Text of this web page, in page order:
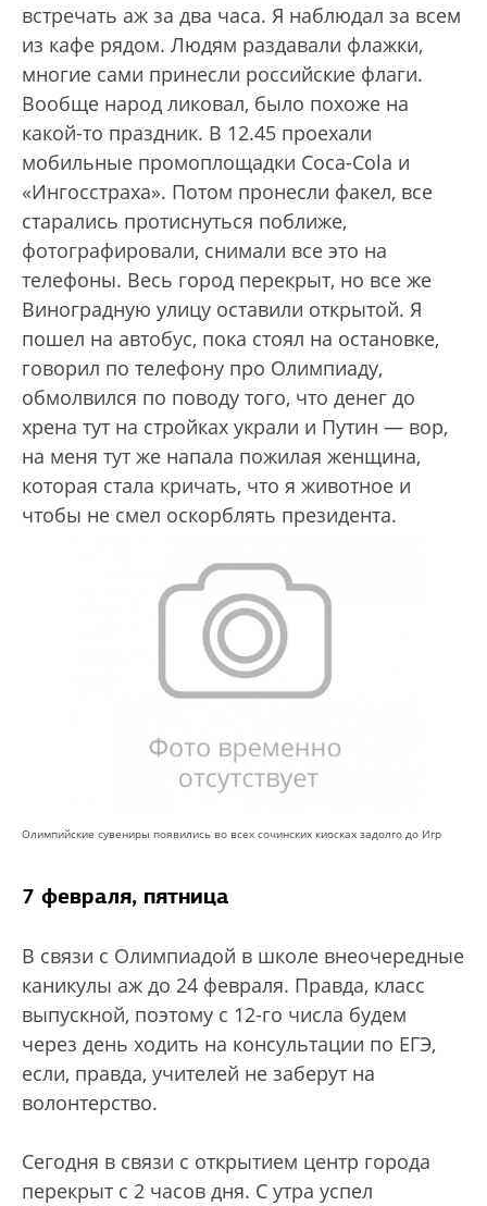
встречать аж за два часа. Я наблюдал за всем
из кафе рядом. Людям раздавали флажки,
многие сами принесли российские флаги.
Вообще народ ликовал, было похоже на
какой-то праздник. В 12.45 проехали
мобильные промоплощадки Coca-Cola и
«Ингосстраха». Потом пронесли факел, все
старались протиснуться поближе,
фотографировали, снимали все это на
телефоны. Весь город перекрыт, но все же
Виноградную улицу оставили открытой. Я
пошел на автобус, пока стоял на остановке,
говорил по телефону про Олимпиаду,
обмолвился по поводу того, что денег до
хрена тут на стройках украли и Путин — вор,
на меня тут же напала пожилая женщина,
которая стала кричать, что я животное и
чтобы не смел оскорблять президента.
Олимпийские сувениры появились во всех сочинских киосках задолго до Игр
7 февраля, пятница
В связи с Олимпиадой в школе внеочередные
каникулы аж до 24 февраля. Правда, класс
выпускной, поэтому с 12-го числа будем
через день ходить на консультации по ЕГЭ,
если, правда, учителей не заберут на
волонтерство.
Сегодня в связи с открытием центр города
перекрыт с 2 часов дня. С утра успел